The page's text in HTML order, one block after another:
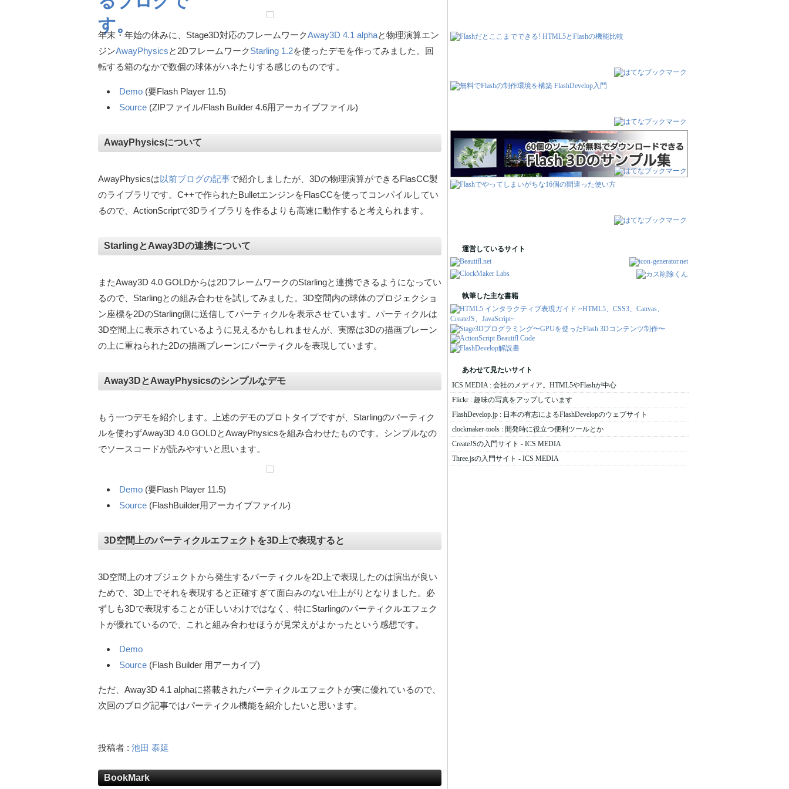
年末・年始の休みに、Stage3D対応のフレームワークAway3D 4.1 alphaと物理演算エン
ジンAwayPhysicsと2DフレームワークStarling 1.2を使ったデモを作ってみました。回
転する箱のなかで数個の球体がハネたりする感じのものです。
Demo (要Flash Player 11.5)
Source (ZIPファイル/Flash Builder 4.6用アーカイブファイル)
AwayPhysicsについて
AwayPhysicsは以前ブログの記事で紹介しましたが、3Dの物理演算ができるFlasCC製
のライブラリです。C++で作られたBulletエンジンをFlasCCを使ってコンパイルしてい
るので、ActionScriptで3Dライブラリを作るよりも高速に動作すると考えられます。
StarlingとAway3Dの連携について
またAway3D 4.0 GOLDからは2DフレームワークのStarlingと連携できるようになってい
るので、Starlingとの組み合わせを試してみました。3D空間内の球体のプロジェクショ
ン座標を2DのStarling側に送信してパーティクルを表示させています。パーティクルは
3D空間上に表示されているように見えるかもしれませんが、実際は3Dの描画プレーン
の上に重ねられた2Dの描画プレーンにパーティクルを表現しています。
Away3DとAwayPhysicsのシンプルなデモ
もう一つデモを紹介します。上述のデモのプロトタイプですが、Starlingのパーティク
ルを使わずAway3D 4.0 GOLDとAwayPhysicsを組み合わせたものです。シンプルなの
でソースコードが読みやすいと思います。
Demo (要Flash Player 11.5)
Source (FlashBuilder用アーカイブファイル)
3D空間上のパーティクルエフェクトを3D上で表現すると
3D空間上のオブジェクトから発生するパーティクルを2D上で表現したのは演出が良い
ためで、3D上でそれを表現すると正確すぎて面白みのない仕上がりとなりました。必
ずしも3Dで表現することが正しいわけではなく、特にStarlingのパーティクルエフェク
トが優れているので、これと組み合わせほうが見栄えがよかったという感想です。
Demo
Source (Flash Builder 用アーカイブ)
ただ、Away3D 4.1 alphaに搭載されたパーティクルエフェクトが実に優れているので、
次回のブログ記事ではパーティクル機能を紹介したいと思います。
投稿者 : 池田 泰延
BookMark
運営しているサイト
執筆した主な書籍
あわせて見たいサイト
ICS MEDIA : 会社のメディア。HTML5やFlashが中心
Flickr : 趣味の写真をアップしています
FlashDevelop.jp : 日本の有志によるFlashDevelopのウェブサイト
clockmaker-tools : 開発時に役立つ便利ツールとか
CreateJSの入門サイト - ICS MEDIA
Three.jsの入門サイト - ICS MEDIA